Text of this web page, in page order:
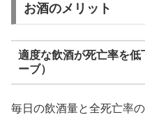
お酒のメリット
適度な飲酒が死亡率を低
ーブ）
毎日の飲酒量と全死亡率